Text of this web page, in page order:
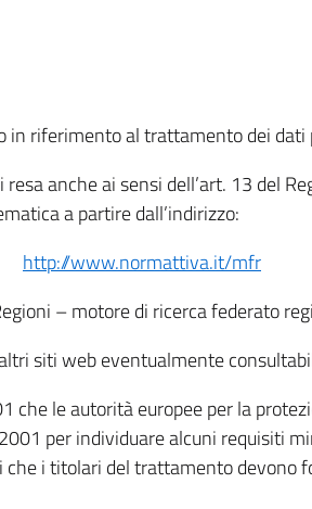
in riferimento al trattamento dei
anche ai sensi dell’art. 13 del
a partire dall’indirizzo:
http://www.normattiva.it/mfr
– motore di ricerca federato
siti web eventualmente
le autorità europee per la
per individuare alcuni requisiti
i titolari del trattamento devono